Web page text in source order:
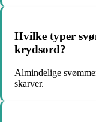
Hvilke typer
krydsord?
Almindelige
skarver.